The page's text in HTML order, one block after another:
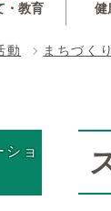
・教育 健
動 まちづく
ショ